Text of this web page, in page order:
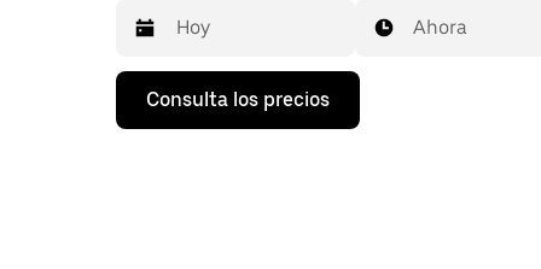
Pulsa
flecha
Ahora
Consulta los precios